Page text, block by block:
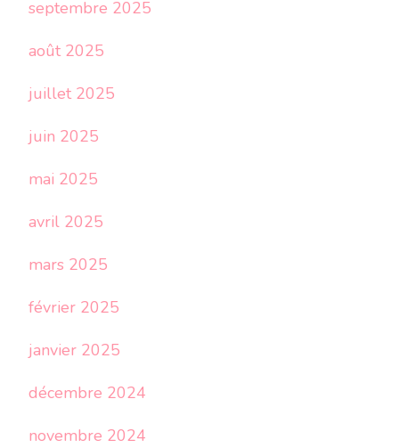
septembre 2025
août 2025
juillet 2025
juin 2025
mai 2025
avril 2025
mars 2025
février 2025
janvier 2025
décembre 2024
novembre 2024